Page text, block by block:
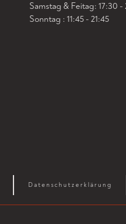
Samstag & Feitag: 17:30 -
Sonntag : 11:45 - 21:45
Datenschutz­erklärung